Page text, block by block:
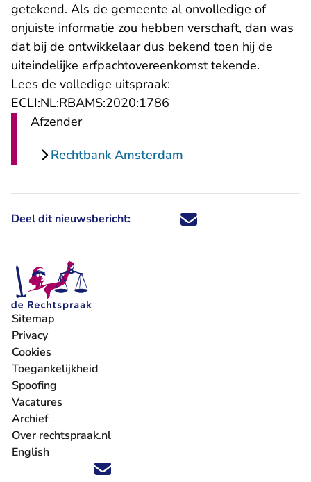
getekend. Als de gemeente al onvolledige of
onjuiste informatie zou hebben verschaft, dan was
dat bij de ontwikkelaar dus bekend toen hij de
uiteindelijke erfpachtovereenkomst tekende.
Lees de volledige uitspraak:
ECLI:NL:RBAMS:2020:1786
Afzender
Rechtbank Amsterdam
Deel dit nieuwsbericht: Deel dit nieuwsbericht via X -
Deel dit nieuwsbericht via
Deel dit nieuwsbericht
Deel dit
Volg ons op X (Twitter) - U verlaat Rechtspraak.nl
Volg ons op Facebook - U verlaat Rechtspraak.nl
Volg ons op Instagram - U verlaat Rechtspraak.nl
Volg ons op Youtube - U verlaat Rechtspraak.nl
Volg ons op LinkedIn - U verlaat
'Blijf op de hoogte' nieuwsbrief - U verlaat
Sitemap
Privacy
Cookies
Toegankelijkheid
Spoofing
Vacatures
- U verlaat Rechtspraak.nl
Archief
Over rechtspraak.nl
English